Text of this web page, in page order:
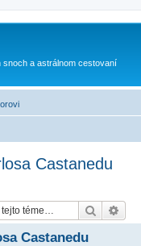
snoch a astrálnom cestovaní
Castanedu
Hľadať
Castanedu